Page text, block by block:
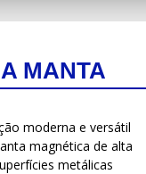
MANTA
moderna e versátil
magnética de alta
metálicas